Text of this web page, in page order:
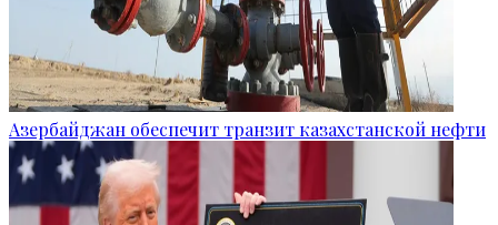
Азербайджан обеспечит транзит казахстанской нефти